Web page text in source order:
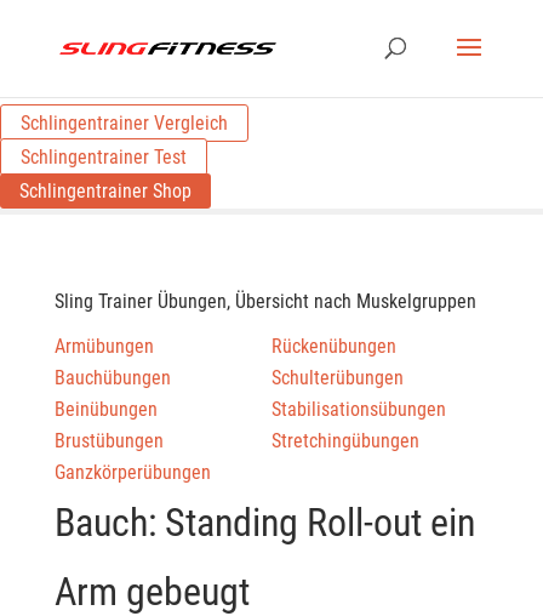
Schlingentrainer Vergleich
Schlingentrainer Test
Schlingentrainer Shop
Sling Trainer Übungen, Übersicht nach Muskelgruppen
Armübungen
Bauchübungen
Beinübungen
Brustübungen
Ganzkörperübungen
Rückenübungen
Schulterübungen
Stabilisationsübungen
Stretchingübungen
Bauch: Standing Roll-out ein
Arm gebeugt